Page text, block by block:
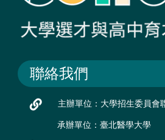
聯絡我們
主辦單位：大學招生委員會
承辦單位：臺北醫學大學